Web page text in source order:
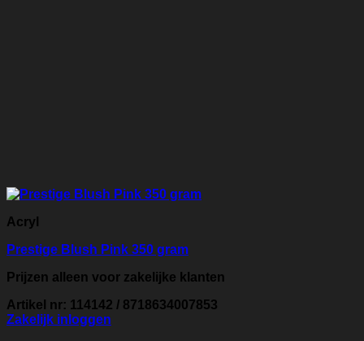
Acryl
Prestige Blush Pink 350 gram
Prijzen alleen voor zakelijke klanten
Artikel nr: 114142 / 8718634007853
Zakelijk inloggen